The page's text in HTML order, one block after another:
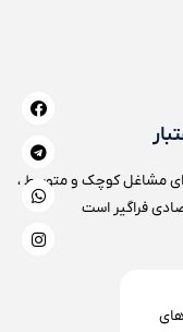
مشاغل کوچک و متوسط ،
فراگیر است